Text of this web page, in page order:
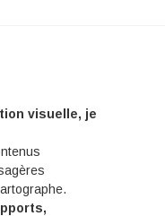
visuelle, je